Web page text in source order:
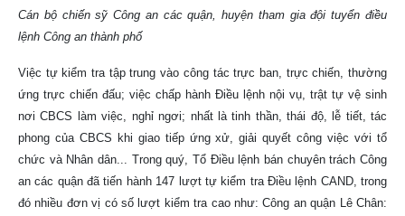
Cán bộ chiến sỹ Công an các quận, huyện tham gia đội tuyển điều
lệnh Công an thành phố
Việc tự kiểm tra tập trung vào công tác trực ban, trực chiến, thường
ứng trực chiến đấu; việc chấp hành Điều lệnh nội vụ, trật tự vệ sinh
nơi CBCS làm việc, nghỉ ngơi; nhất là tinh thần, thái độ, lễ tiết, tác
phong của CBCS khi giao tiếp ứng xử, giải quyết công việc với tổ
chức và Nhân dân... Trong quý, Tổ Điều lệnh bán chuyên trách Công
an các quận đã tiến hành 147 lượt tự kiểm tra Điều lệnh CAND, trong
đó nhiều đơn vị có số lượt kiểm tra cao như: Công an quận Lê Chân: